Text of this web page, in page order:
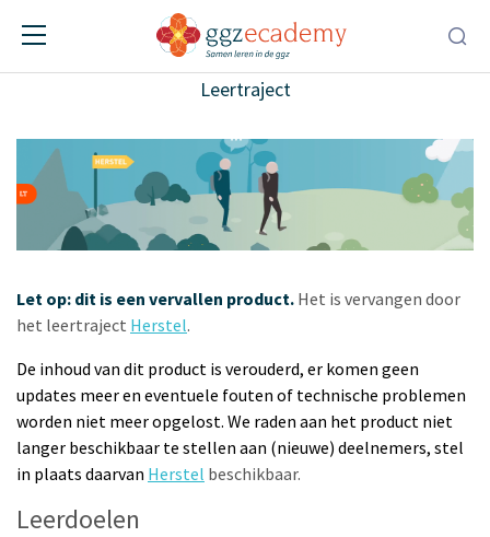
Herstelondersteunend werken
volgens HEE
Leertraject
Let op: dit is een vervallen product. Het is vervangen door
het leertraject Herstel.
De inhoud van dit product is verouderd, er komen geen
updates meer en eventuele fouten of technische problemen
worden niet meer opgelost. We raden aan het product niet
langer beschikbaar te stellen aan (nieuwe) deelnemers, stel
in plaats daarvan Herstel beschikbaar.
Leerdoelen